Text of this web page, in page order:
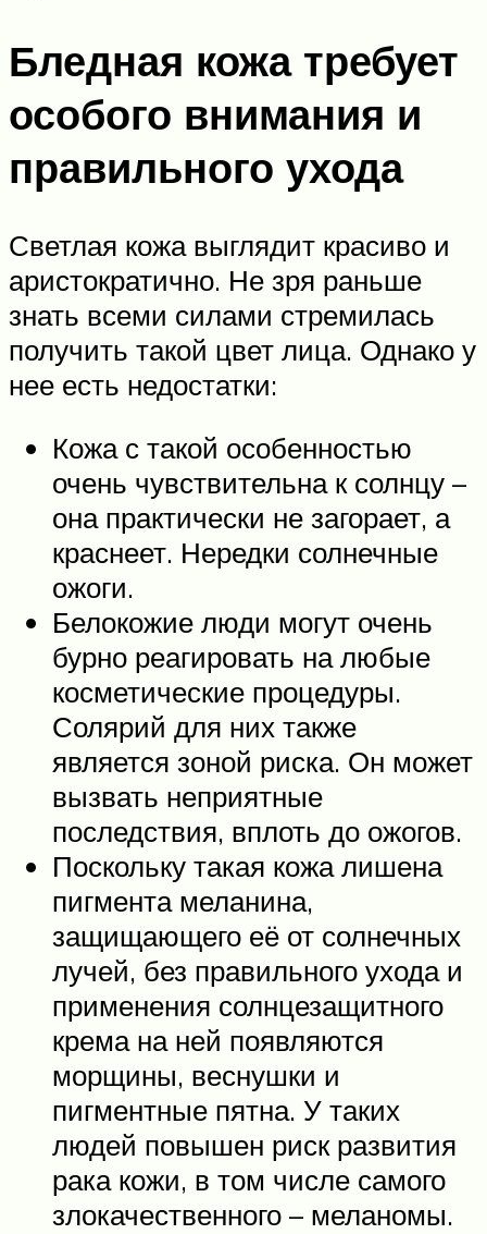
Бледная кожа требует
особого внимания и
правильного ухода
Светлая кожа выглядит красиво и
аристократично. Не зря раньше
знать всеми силами стремилась
получить такой цвет лица. Однако у
нее есть недостатки:
Кожа с такой особенностью
очень чувствительна к солнцу –
она практически не загорает, а
краснеет. Нередки солнечные
ожоги.
Белокожие люди могут очень
бурно реагировать на любые
косметические процедуры.
Солярий для них также
является зоной риска. Он может
вызвать неприятные
последствия, вплоть до ожогов.
Поскольку такая кожа лишена
пигмента меланина,
защищающего её от солнечных
лучей, без правильного ухода и
применения солнцезащитного
крема на ней появляются
морщины, веснушки и
пигментные пятна. У таких
людей повышен риск развития
рака кожи, в том числе самого
злокачественного – меланомы.